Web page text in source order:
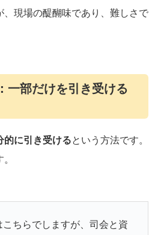
、現場の醍醐味であり、難しさで
一部だけを引き受ける
的に引き受けるという方法です。
こちらでしますが、司会と資